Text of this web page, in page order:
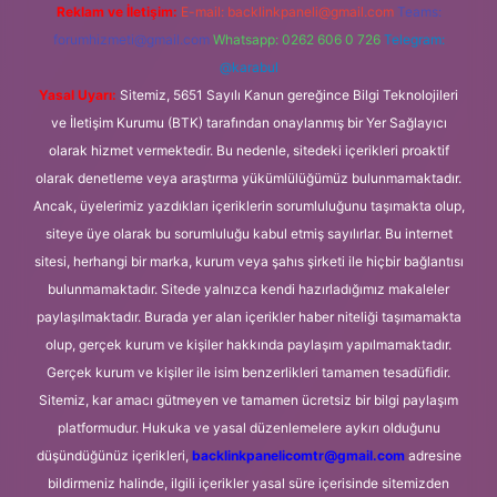
Reklam ve İletişim: E-mail: backlinkpaneli@gmail.com Teams:
forumhizmeti@gmail.com Whatsapp: 0262 606 0 726 Telegram:
@karabul
Yasal Uyarı: Sitemiz, 5651 Sayılı Kanun gereğince Bilgi Teknolojileri
ve İletişim Kurumu (BTK) tarafından onaylanmış bir Yer Sağlayıcı
olarak hizmet vermektedir. Bu nedenle, sitedeki içerikleri proaktif
olarak denetleme veya araştırma yükümlülüğümüz bulunmamaktadır.
Ancak, üyelerimiz yazdıkları içeriklerin sorumluluğunu taşımakta olup,
siteye üye olarak bu sorumluluğu kabul etmiş sayılırlar. Bu internet
sitesi, herhangi bir marka, kurum veya şahıs şirketi ile hiçbir bağlantısı
bulunmamaktadır. Sitede yalnızca kendi hazırladığımız makaleler
paylaşılmaktadır. Burada yer alan içerikler haber niteliği taşımamakta
olup, gerçek kurum ve kişiler hakkında paylaşım yapılmamaktadır.
Gerçek kurum ve kişiler ile isim benzerlikleri tamamen tesadüfidir.
Sitemiz, kar amacı gütmeyen ve tamamen ücretsiz bir bilgi paylaşım
platformudur. Hukuka ve yasal düzenlemelere aykırı olduğunu
düşündüğünüz içerikleri, backlinkpanelicomtr@gmail.comadresine
bildirmeniz halinde, ilgili içerikler yasal süre içerisinde sitemizden